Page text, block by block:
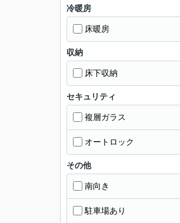
冷暖房
床暖房
収納
床下収納
セキュリティ
複層ガラス
オートロック
その他
南向き
駐車場あり